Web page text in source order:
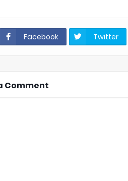
Facebook Twitter
Comment